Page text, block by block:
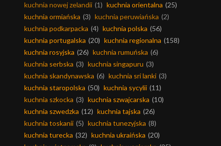
kuchnia nowej zelandii (1) kuchnia orientalna (25)
kuchnia ormiańska (3) kuchnia peruwiańska (2)
kuchnia podkarpacka (4) kuchnia polska (56)
kuchnia portugalska (20) kuchnia regionalna (158)
kuchnia rosyjska (26) kuchnia rumuńska (6)
kuchnia serbska (3) kuchnia singapuru (3)
kuchnia skandynawska (6) kuchnia sri lanki (3)
kuchnia staropolska (50) kuchnia sycylii (11)
kuchnia szkocka (3) kuchnia szwajcarska (10)
kuchnia szwedzka (12) kuchnia tajska (26)
kuchnia toskanii (5) kuchnia tunezyjska (8)
kuchnia turecka (32) kuchnia ukraińska (20)